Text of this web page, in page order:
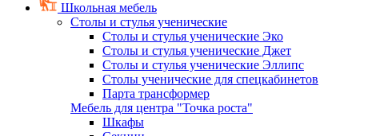
Школьная мебель
Столы и стулья ученические
Столы и стулья ученические Эко
Столы и стулья ученические Джет
Столы и стулья ученические Эллипс
Столы ученические для спецкабинетов
Парта трансформер
Мебель для центра "Точка роста"
Шкафы